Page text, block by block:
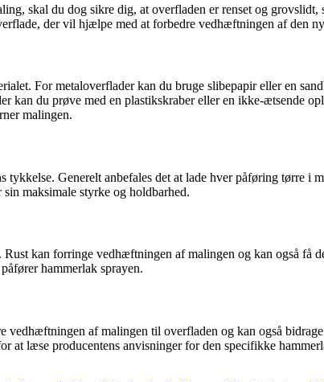
skal du dog sikre dig, at overfladen er renset og grovslidt,
der vil hjælpe med at forbedre vedhæftningen af den
For metaloverflader kan du bruge slibepapir eller en
du prøve med en plastikskraber eller en ikke-ætsende
malingen.
Generelt anbefales det at lade hver påføring tørre i
maksimale styrke og holdbarhed.
kan forringe vedhæftningen af malingen og kan også få
hammerlak sprayen.
vedhæftningen af malingen til overfladen og kan også
læse producentens anvisninger for den specifikke